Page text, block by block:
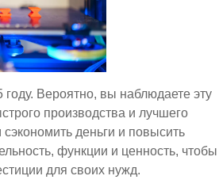
Вероятно, вы наблюдаете эту
производства и лучшего
деньги и повысить
функции и ценность, чтобы
для своих нужд.